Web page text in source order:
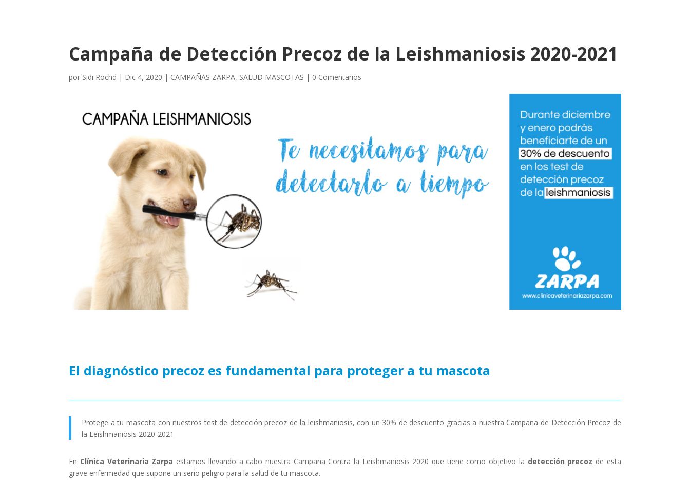
Campaña de Detección Precoz de la Leishmaniosis 2020-2021
por Sidi Rochd | Dic 4, 2020 | CAMPAÑAS ZARPA, SALUD MASCOTAS | 0 Comentarios
El diagnóstico precoz es fundamental para proteger a tu mascota
Protege a tu mascota con nuestros test de detección precoz de la leishmaniosis, con un 30% de descuento gracias a nuestra Campaña de Detección Precoz de
la Leishmaniosis 2020-2021.
En Clínica Veterinaria Zarpa estamos llevando a cabo nuestra Campaña Contra la Leishmaniosis 2020 que tiene como objetivo la detección precoz de esta
grave enfermedad que supone un serio peligro para la salud de tu mascota.